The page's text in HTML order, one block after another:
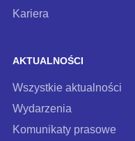
Kariera
AKTUALNOŚCI
Wszystkie aktualności
Wydarzenia
Komunikaty prasowe